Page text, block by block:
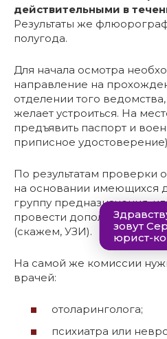
действительными в
Результаты же
полугода.
Для начала осмотра
направление на
отделении того
желает устроиться. На
предъявить паспорт и
приписное
По результатам проверки
на основании имеющихся
группу предназначения,
провести дополнительные
(скажем, УЗИ).
На самой же комиссии
врачей:
отоларинголога;
психиатра или